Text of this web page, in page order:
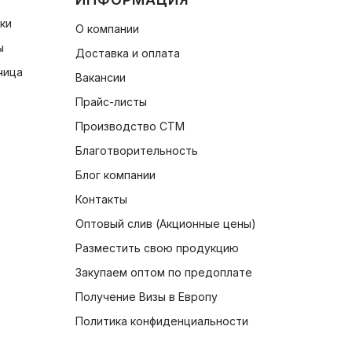
О компании
Доставка и оплата
Вакансии
Прайс-листы
Производство СТМ
Благотворительность
Блог компании
Контакты
Оптовый слив (Акционные цены)
Разместить свою продукцию
Закупаем оптом по предоплате
Получение Визы в Европу
Политика конфиденциальности